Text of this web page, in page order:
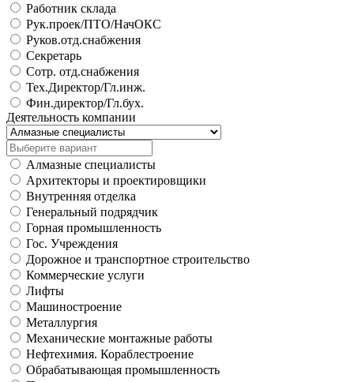
Работник склада
Рук.проек/ПТО/НачОКС
Руков.отд.снабжения
Секретарь
Сотр. отд.снабжения
Тех.Директор/Гл.инж.
Фин.директор/Гл.бух.
Деятельность компании
Алмазные специалисты
Архитекторы и проектировщики
Внутренняя отделка
Генеральный подрядчик
Горная промышленность
Гос. Учреждения
Дорожное и транспортное строительство
Коммерческие услуги
Лифты
Машиностроение
Металлургия
Механические монтажные работы
Нефтехимия. Кораблестроение
Обрабатывающая промышленность